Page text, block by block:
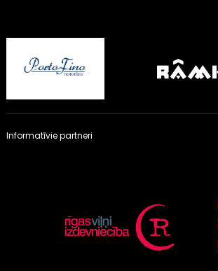
Informatīvie partneri